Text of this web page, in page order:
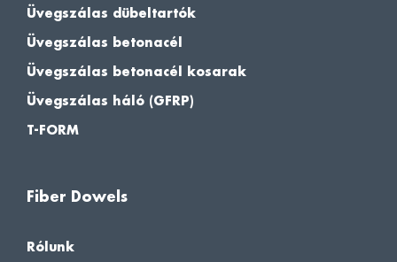
Üvegszálas dübeltartók
Üvegszálas betonacél
Üvegszálas betonacél kosarak
Üvegszálas háló (GFRP)
T-FORM
Fiber Dowels
Rólunk